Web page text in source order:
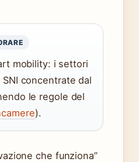
mobility: i settori
concentrate dal
le regole del
).
che funziona”